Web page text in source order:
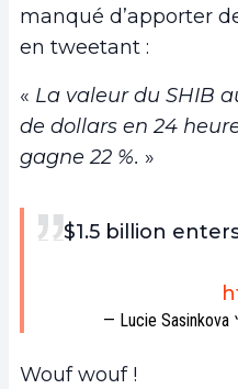
manqué d’apporter
en tweetant :
« La valeur du SHIB
de dollars en 24
gagne 22 %. »
$1.5 billion
— Lucie Sasinkova
Wouf wouf !